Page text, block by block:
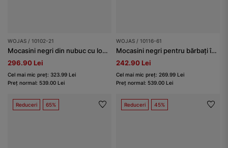
WOJAS / 10102-21
Mocasini negri din nubuc cu logo metalic bărbați
296.90 Lei
Cel mai mic preț: 323.99 Lei
Preț normal: 539.00 Lei
WOJAS / 10116-61
Mocasini negri pentru bărbați în stil casual
242.90 Lei
Cel mai mic preț: 269.99 Lei
Preț normal: 539.00 Lei
Reduceri 65% Reduceri 45%